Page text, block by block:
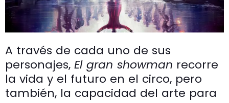
A través de cada uno de sus
personajes, El gran showman recorre
la vida y el futuro en el circo, pero
también, la capacidad del arte para